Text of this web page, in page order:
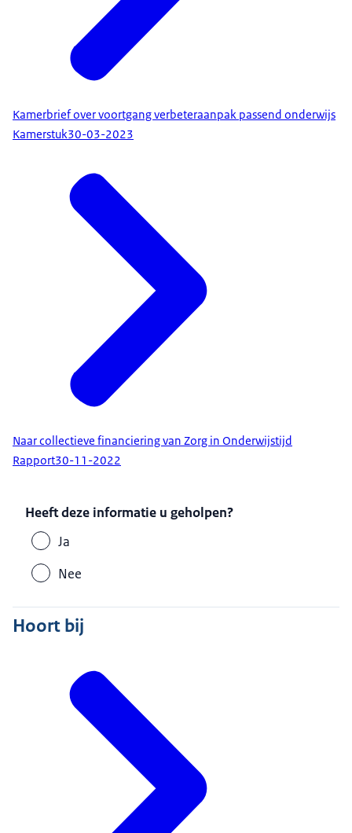
Kamerbrief over voortgang verbeteraanpak passend onderwijs
Kamerstuk30-03-2023
Naar collectieve financiering van Zorg in Onderwijstijd
Rapport30-11-2022
Heeft deze informatie u geholpen?
Ja
Nee
Hoort bij